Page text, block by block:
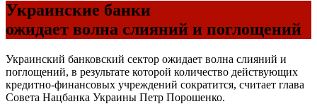
Украинские банки
ожидает волна слияний и поглощений
Украинский банковский сектор ожидает волна слияний и
поглощений, в результате которой количество действующих
кредитно-финансовых учреждений сократится, считает глава
Совета Нацбанка Украины Петр Порошенко.